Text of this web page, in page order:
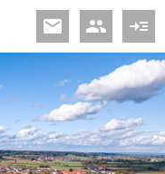
read_more
people
email